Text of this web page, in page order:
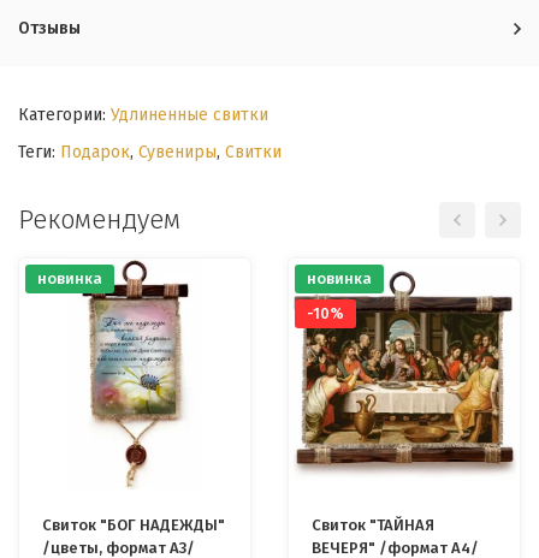
Отзывы
Категории: Удлиненные свитки
Теги: Подарок, Сувениры, Свитки
Рекомендуем
новинка
Свиток "БОГ НАДЕЖДЫ"
/цветы, формат А3/
новинка
-10%
Свиток "ТАЙНАЯ
ВЕЧЕРЯ" /формат А4/